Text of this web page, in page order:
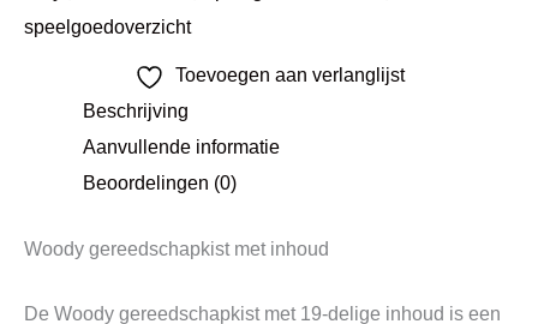
speelgoedoverzicht
Toevoegen aan verlanglijst
Beschrijving
Aanvullende informatie
Beoordelingen (0)
Woody gereedschapkist met inhoud
De Woody gereedschapkist met 19-delige inhoud is een